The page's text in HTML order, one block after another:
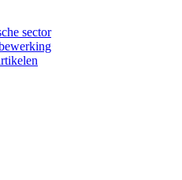
sector